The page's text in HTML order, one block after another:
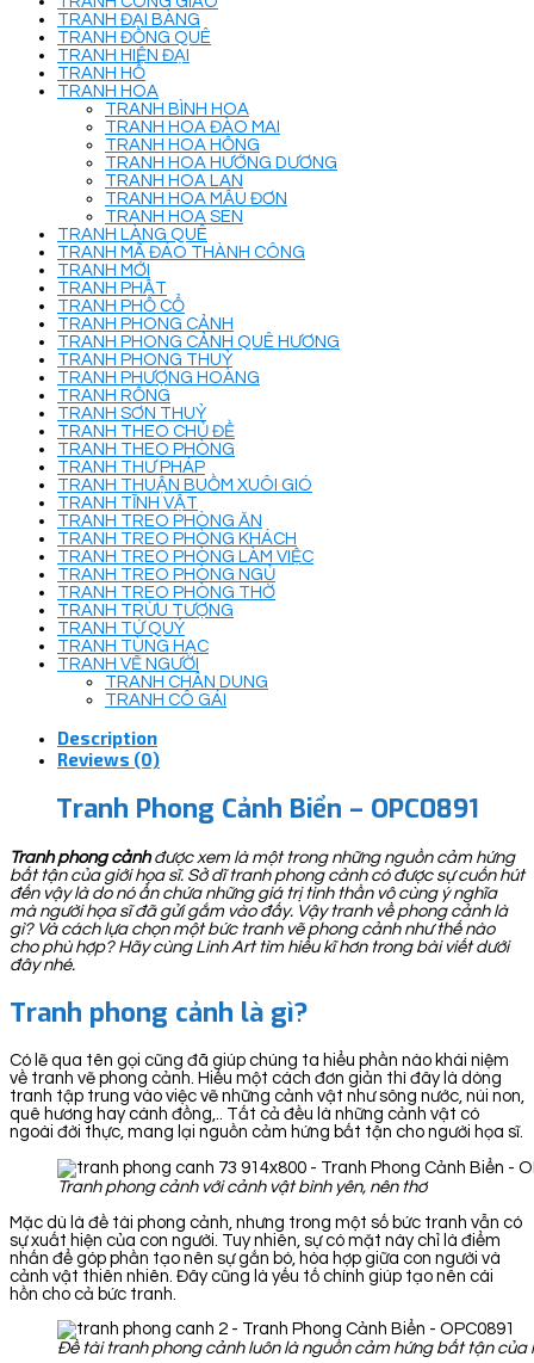
TRANH ĐẠI BÀNG
TRANH ĐỒNG QUÊ
TRANH HIỆN ĐẠI
TRANH HỔ
TRANH HOA
TRANH BÌNH HOA
TRANH HOA ĐÀO MAI
TRANH HOA HỒNG
TRANH HOA HƯỚNG DƯƠNG
TRANH HOA LAN
TRANH HOA MẪU ĐƠN
TRANH HOA SEN
TRANH LÀNG QUÊ
TRANH MÃ ĐÁO THÀNH CÔNG
TRANH MỚI
TRANH PHẬT
TRANH PHỐ CỔ
TRANH PHONG CẢNH
TRANH PHONG CẢNH QUÊ HƯƠNG
TRANH PHONG THUỶ
TRANH PHƯỢNG HOÀNG
TRANH RỒNG
TRANH SƠN THUỶ
TRANH THEO CHỦ ĐỀ
TRANH THEO PHÒNG
TRANH THƯ PHÁP
TRANH THUẬN BUỒM XUÔI GIÓ
TRANH TĨNH VẬT
TRANH TREO PHÒNG ĂN
TRANH TREO PHÒNG KHÁCH
TRANH TREO PHÒNG LÀM VIỆC
TRANH TREO PHÒNG NGỦ
TRANH TREO PHÒNG THỜ
TRANH TRỪU TƯỢNG
TRANH TỨ QUÝ
TRANH TÙNG HẠC
TRANH VẼ NGƯỜI
TRANH CHÂN DUNG
TRANH CÔ GÁI
Description
Reviews (0)
Tranh Phong Cảnh Biển – OPC0891
Tranh phong cảnhđược xem là một trong những nguồn cảm hứng
bất tận của giới họa sĩ. Sở dĩ tranh phong cảnh có được sự cuốn hút
đến vậy là do nó ẩn chứa những giá trị tinh thần vô cùng ý nghĩa
mà người họa sĩ đã gửi gắm vào đấy. Vậy tranh về phong cảnh là
gì? Và cách lựa chọn một bức tranh vẽ phong cảnh như thế nào
cho phù hợp? Hãy cùng Linh Art tìm hiểu kĩ hơn trong bài viết dưới
đây nhé.
Tranh phong cảnh là gì?
Có lẽ qua tên gọi cũng đã giúp chúng ta hiểu phần nào khái niệm
về tranh vẽ phong cảnh. Hiểu một cách đơn giản thì đây là dòng
tranh tập trung vào việc vẽ những cảnh vật như sông nước, núi non,
quê hương hay cánh đồng,.. Tất cả đều là những cảnh vật có
ngoài đời thực, mang lại nguồn cảm hứng bất tận cho người họa sĩ.
Tranh phong cảnh với cảnh vật bình yên, nên thơ
Mặc dù là đề tài phong cảnh, nhưng trong một số bức tranh vẫn có
sự xuất hiện của con người. Tuy nhiên, sự có mặt này chỉ là điểm
nhấn để góp phần tạo nên sự gắn bó, hòa hợp giữa con người và
cảnh vật thiên nhiên. Đây cũng là yếu tố chính giúp tạo nên cái
hồn cho cả bức tranh.
Đề tài tranh phong cảnh luôn là nguồn cảm hứng bất tận của